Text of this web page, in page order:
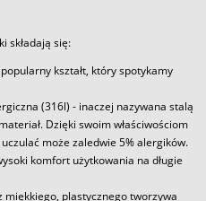
składają się:
kształt, który spotykamy
(316l) - inaczej nazywana stalą
Dzięki swoim właściwościom
może zaledwie 5% alergików.
komfort użytkowania na długie
miękkiego, plastycznego tworzywa